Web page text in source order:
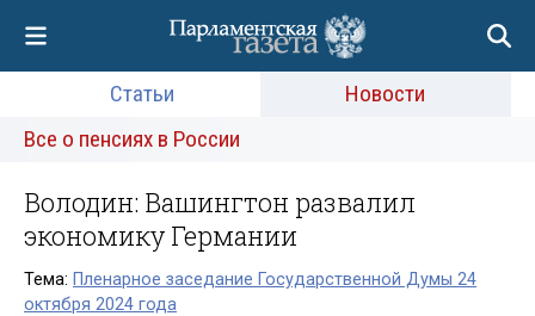
Статьи
Новости
Все о пенсиях в России
Володин: Вашингтон развалил
экономику Германии
Тема: Пленарное заседание Государственной Думы 24
октября 2024 года